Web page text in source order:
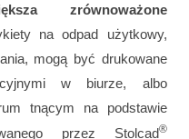
zrównoważone
na odpad użytkowy,
mogą być drukowane
w biurze, albo
tnącym na podstawie
przez Stolcad®